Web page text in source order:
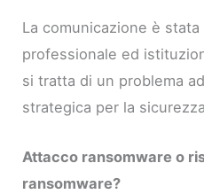
La comunicazione è
professionale ed
si tratta di un problema
strategica per la
Attacco ransomware o
ransomware?